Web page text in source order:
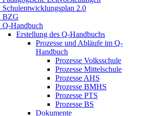
_ Schulentwicklungsplan 2.0
_ BZG
_ Q-Handbuch
Erstellung des Q-Handbuchs
Prozesse und Abläufe im Q-
Handbuch
Prozesse Volksschule
Prozesse Mittelschule
Prozesse AHS
Prozesse BMHS
Prozesse PTS
Prozesse BS
Dokumente